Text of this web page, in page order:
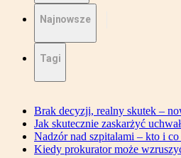
Najnowsze
Tagi
Brak decyzji, realny skutek –
Jak skutecznie zaskarżyć
Nadzór nad szpitalami – kto i
Kiedy prokurator może